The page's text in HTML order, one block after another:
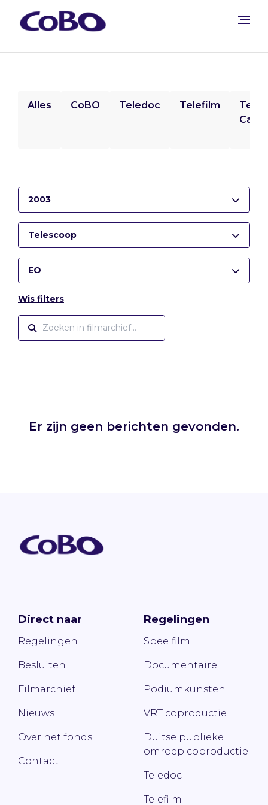
Alles CoBO Teledoc Telefilm
2003
Telescoop
EO
Wis filters
Er zijn geen berichten gevonden.
Direct naar
Regelingen
Besluiten
Filmarchief
Nieuws
Over het fonds
Contact
Regelingen
Speelfilm
Documentaire
Podiumkunsten
VRT coproductie
Duitse publieke
omroep coproductie
Teledoc
Telefilm